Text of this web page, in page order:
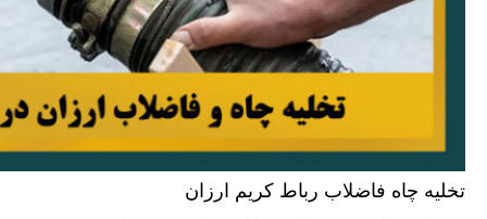
تخلیه چاه فاضلاب رباط کریم ارزان